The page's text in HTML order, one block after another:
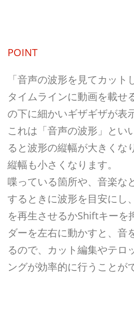
POINT
「音声の波形を見てカット
タイムラインに動画を載せ
の下に細かいギザギザが表
これは「音声の波形」とい
ると波形の縦幅が大きくな
縦幅も小さくなります。
喋っている箇所や、音楽な
するときに波形を目安にし
を再生させるかShiftキーを
ダーを左右に動かすと、音
るので、カット編集やテロ
ングが効率的に行うことが